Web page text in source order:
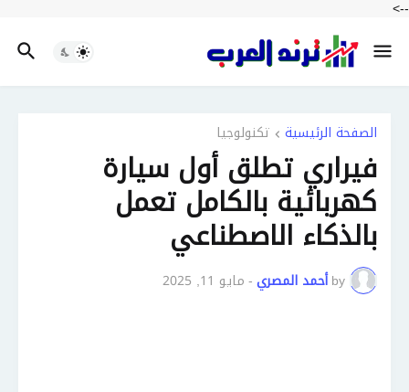
-->
الصفحة الرئيسية تكنولوجيا
فيراري تطلق أول سيارة
كهربائية بالكامل تعمل
بالذكاء الاصطناعي
byأحمد المصري-مايو 11, 2025